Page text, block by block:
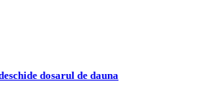
dosarul de dauna